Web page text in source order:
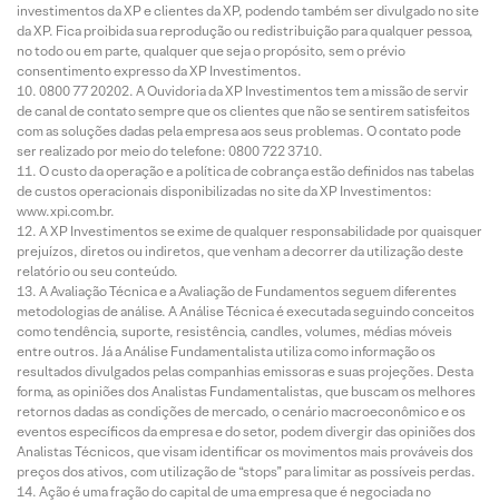
investimentos da XP e clientes da XP, podendo também ser divulgado no site
da XP. Fica proibida sua reprodução ou redistribuição para qualquer pessoa,
no todo ou em parte, qualquer que seja o propósito, sem o prévio
consentimento expresso da XP Investimentos.
0800 77 20202. A Ouvidoria da XP Investimentos tem a missão de servir
de canal de contato sempre que os clientes que não se sentirem satisfeitos
com as soluções dadas pela empresa aos seus problemas. O contato pode
ser realizado por meio do telefone: 0800 722 3710.
O custo da operação e a política de cobrança estão definidos nas tabelas
de custos operacionais disponibilizadas no site da XP Investimentos:
www.xpi.com.br.
A XP Investimentos se exime de qualquer responsabilidade por quaisquer
prejuízos, diretos ou indiretos, que venham a decorrer da utilização deste
relatório ou seu conteúdo.
A Avaliação Técnica e a Avaliação de Fundamentos seguem diferentes
metodologias de análise. A Análise Técnica é executada seguindo conceitos
como tendência, suporte, resistência, candles, volumes, médias móveis
entre outros. Já a Análise Fundamentalista utiliza como informação os
resultados divulgados pelas companhias emissoras e suas projeções. Desta
forma, as opiniões dos Analistas Fundamentalistas, que buscam os melhores
retornos dadas as condições de mercado, o cenário macroeconômico e os
eventos específicos da empresa e do setor, podem divergir das opiniões dos
Analistas Técnicos, que visam identificar os movimentos mais prováveis dos
preços dos ativos, com utilização de “stops” para limitar as possíveis perdas.
Ação é uma fração do capital de uma empresa que é negociada no